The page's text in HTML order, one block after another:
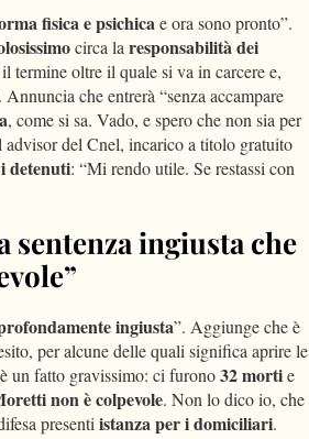
fisica e psichicae ora sono pronto”.
circa la responsabilità dei
termine oltre il quale si va in carcere e,
che entrerà “senza accampare
, come si sa. Vado, e spero che non sia per
advisor del Cnel, incarico a titolo gratuito
detenuti: “Mi rendo utile. Se restassi con
sentenza ingiusta che
ingiusta”. Aggiunge che è
per alcune delle quali significa aprire le
un fatto gravissimo: ci furono32 mortie
non è colpevole. Non lo dico io, che
presenti istanza per i domiciliari.